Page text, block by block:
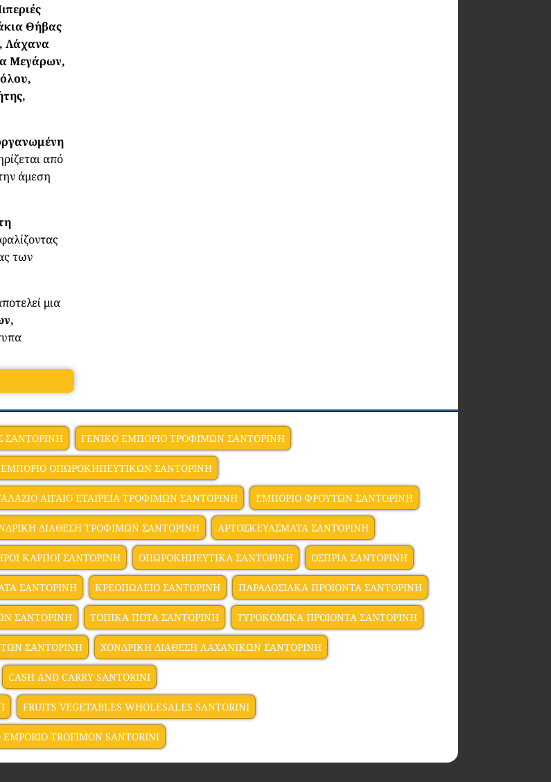
Θήβας
Λάχανα
Μεγάρων,
από
άμεση
των
μια
ΣΑΝΤΟΡΙΝΗ ΓΕΝΙΚΟ ΕΜΠΟΡΙΟ ΤΡΟΦΙΜΩΝ ΣΑΝΤΟΡΙΝΗ
ΕΜΠΟΡΙΟ ΟΠΩΡΟΚΗΠΕΥΤΙΚΩΝ ΣΑΝΤΟΡΙΝΗ
ΑΙΓΑΙΟ ΕΤΑΙΡΕΙΑ ΤΡΟΦΙΜΩΝ ΣΑΝΤΟΡΙΝΗ ΕΜΠΟΡΙΟ ΦΡΟΥΤΩΝ ΣΑΝΤΟΡΙΝΗ
ΔΙΑΘΕΣΗ ΤΡΟΦΙΜΩΝ ΣΑΝΤΟΡΙΝΗ ΑΡΤΟΣΚΕΥΑΣΜΑΤΑ ΣΑΝΤΟΡΙΝΗ
ΚΑΡΠΟΙ ΣΑΝΤΟΡΙΝΗ ΟΠΩΡΟΚΗΠΕΥΤΙΚΑ ΣΑΝΤΟΡΙΝΗ ΟΣΠΡΙΑ ΣΑΝΤΟΡΙΝΗ
ΣΑΝΤΟΡΙΝΗ ΚΡΕΟΠΩΛΕΙΟ ΣΑΝΤΟΡΙΝΗ ΠΑΡΑΔΟΣΙΑΚΑ ΠΡΟΙΟΝΤΑ ΣΑΝΤΟΡΙΝΗ
ΣΑΝΤΟΡΙΝΗ ΤΟΠΙΚΑ ΠΟΤΑ ΣΑΝΤΟΡΙΝΗ ΤΥΡΟΚΟΜΙΚΑ ΠΡΟΙΟΝΤΑ ΣΑΝΤΟΡΙΝΗ
ΣΑΝΤΟΡΙΝΗ ΧΟΝΔΡΙΚΗ ΔΙΑΘΕΣΗ ΛΑΧΑΝΙΚΩΝ ΣΑΝΤΟΡΙΝΗ
CASH AND CARRY SANTORINI
FRUITS VEGETABLES WHOLESALES SANTORINI
EMPORIO TROFIMON SANTORINI